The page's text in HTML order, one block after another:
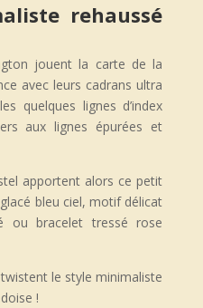
rehaussé
jouent la carte de la
avec leurs cadrans ultra
quelques lignes d’index
aux lignes épurées et
apportent alors ce petit
bleu ciel, motif délicat
ou bracelet tressé rose
le style minimaliste
!